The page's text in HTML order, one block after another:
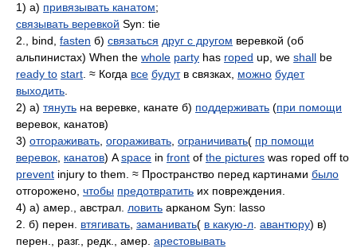
1) а) привязывать канатом;
связывать веревкой Syn: tie
2., bind, fasten б) связаться друг с другом веревкой (об
альпинистах) When the whole party has roped up, we shall be
ready to start . ≈ Когда все будутв связках, можно будет
выходить
2) а) тянуть на веревке, канате б) поддерживать (при помощи
веревок, канатов)
3) отгораживать огораживать ограничивать( пр помощи
веревок канатов) Aspace in front of the pictures was roped off to
prevent injury to them. ≈ Пространство перед картинами было
отгорожено, чтобы предотвратить их повреждения.
4) а) амер., австрал. ловить арканом Syn: lasso
2. б) перен. втягивать заманивать( в какую-л авантюру) в)
перен., разг., редк., амер. арестовывать